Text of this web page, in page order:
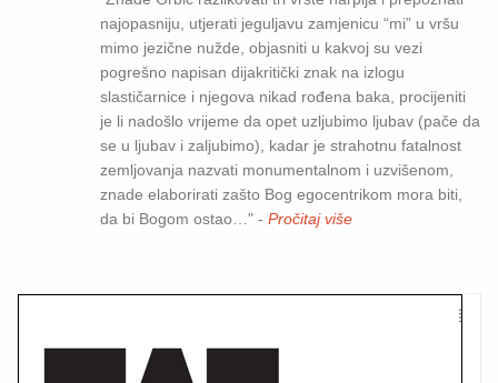
najopasniju, utjerati jeguljavu zamjenicu “mi” u vršu
mimo jezične nužde, objasniti u kakvoj su vezi
pogrešno napisan dijakritički znak na izlogu
slastičarnice i njegova nikad rođena baka, procijeniti
je li nadošlo vrijeme da opet uzljubimo ljubav (pače da
se u ljubav i zaljubimo), kadar je strahotnu fatalnost
zemljovanja nazvati monumentalnom i uzvišenom,
znade elaborirati zašto Bog egocentrikom mora biti,
da bi Bogom ostao…" - Pročitaj više